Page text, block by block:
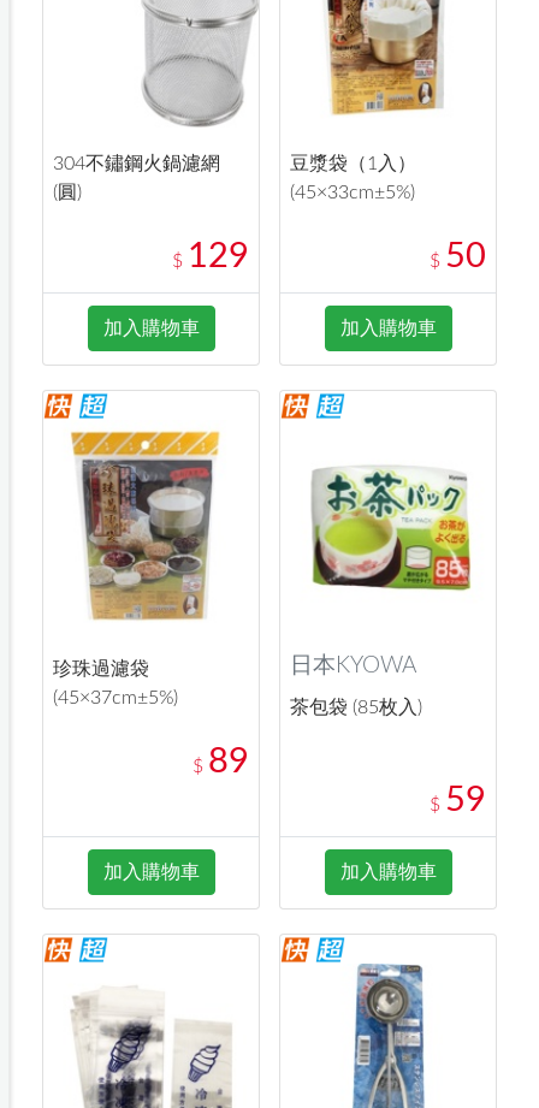
304不鏽鋼火鍋濾網
(圓)
$ 129
加入購物車
豆漿袋（1入）
(45×33cm±5%)
$ 50
加入購物車
珍珠過濾袋
(45×37cm±5%)
$ 89
加入購物車
日本KYOWA
茶包袋 (85枚入)
$ 59
加入購物車